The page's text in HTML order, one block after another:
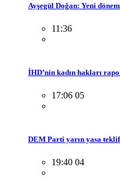
Ayşegül Doğan: Yeni
11:36
İHD’nin kadın hakları
17:06 05
DEM Parti yarın yasa
19:40 04